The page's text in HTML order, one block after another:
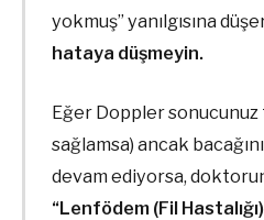
yokmuş” yanılgısına
hataya düşmeyin.
Eğer Doppler sonucunuz
sağlamsa) ancak
devam ediyorsa,
“Lenfödem (Fil